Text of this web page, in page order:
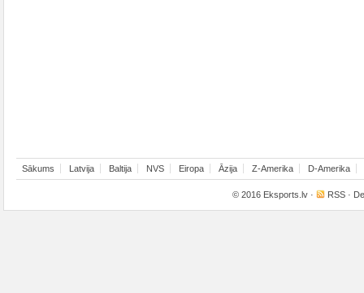
Sākums Latvija Baltija NVS Eiropa Āzija Z-Amerika D-Amerika
© 2016 Eksports.lv · RSS ·